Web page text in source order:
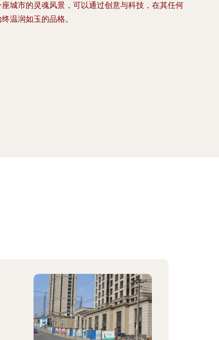
城市的灵魂风景，可以通过创意与科技，在其任何
温润如玉的品格。